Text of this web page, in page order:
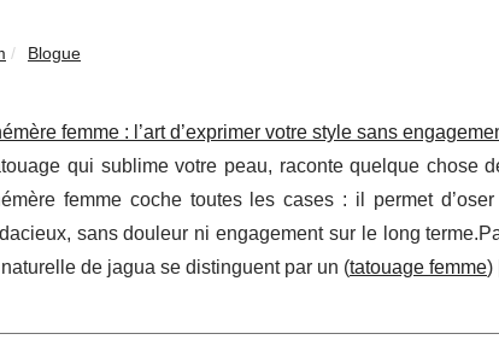
Blogue
femme : l’art d’exprimer votre style sans
qui sublime votre peau, raconte quelque chose
femme coche toutes les cases : il permet
sans douleur ni engagement sur le long
naturelle de jagua se distinguent par un (tatouage femme)